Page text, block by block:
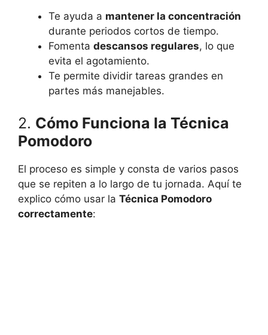
Te ayuda a mantener la concentración
durante periodos cortos de tiempo.
Fomenta descansos regulares, lo que
evita el agotamiento.
Te permite dividir tareas grandes en
partes más manejables.
2. Cómo Funciona la Técnica
Pomodoro
El proceso es simple y consta de varios pasos
que se repiten a lo largo de tu jornada. Aquí te
explico cómo usar la Técnica Pomodoro
correctamente: